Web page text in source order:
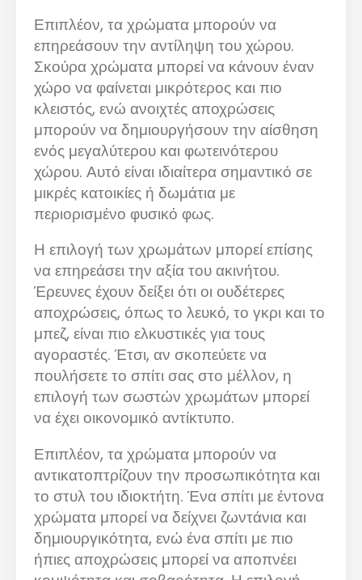
Επιπλέον, τα χρώματα μπορούν να
επηρεάσουν την αντίληψη του χώρου.
Σκούρα χρώματα μπορεί να κάνουν έναν
χώρο να φαίνεται μικρότερος και πιο
κλειστός, ενώ ανοιχτές αποχρώσεις
μπορούν να δημιουργήσουν την αίσθηση
ενός μεγαλύτερου και φωτεινότερου
χώρου. Αυτό είναι ιδιαίτερα σημαντικό σε
μικρές κατοικίες ή δωμάτια με
περιορισμένο φυσικό φως.
Η επιλογή των χρωμάτων μπορεί επίσης
να επηρεάσει την αξία του ακινήτου.
Έρευνες έχουν δείξει ότι οι ουδέτερες
αποχρώσεις, όπως το λευκό, το γκρι και το
μπεζ, είναι πιο ελκυστικές για τους
αγοραστές. Έτσι, αν σκοπεύετε να
πουλήσετε το σπίτι σας στο μέλλον, η
επιλογή των σωστών χρωμάτων μπορεί
να έχει οικονομικό αντίκτυπο.
Επιπλέον, τα χρώματα μπορούν να
αντικατοπτρίζουν την προσωπικότητα και
το στυλ του ιδιοκτήτη. Ένα σπίτι με έντονα
χρώματα μπορεί να δείχνει ζωντάνια και
δημιουργικότητα, ενώ ένα σπίτι με πιο
ήπιες αποχρώσεις μπορεί να αποπνέει